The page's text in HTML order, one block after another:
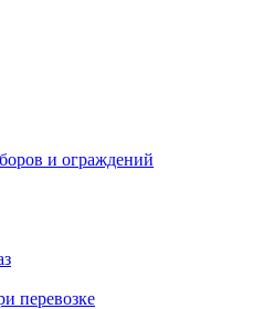
и ограждений
перевозке